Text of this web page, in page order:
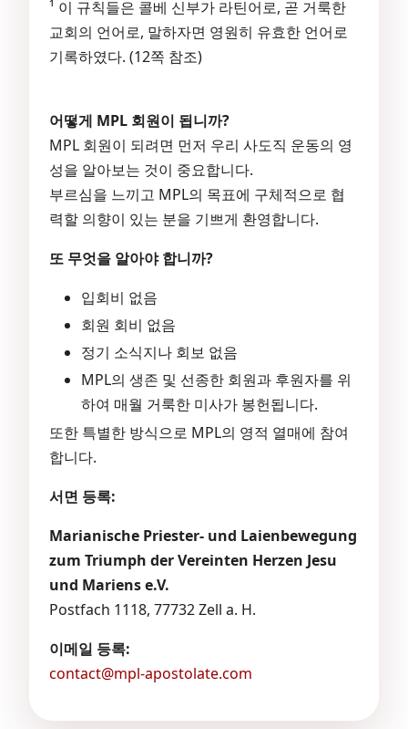
¹ 이 규칙들은 콜베 신부가 라틴어로, 곧 거룩한
교회의 언어로, 말하자면 영원히 유효한 언어로
기록하였다. (12쪽 참조)
어떻게 MPL 회원이 됩니까?
MPL 회원이 되려면 먼저 우리 사도직 운동의 영
성을 알아보는 것이 중요합니다.
부르심을 느끼고 MPL의 목표에 구체적으로 협
력할 의향이 있는 분을 기쁘게 환영합니다.
또 무엇을 알아야 합니까?
입회비 없음
회원 회비 없음
정기 소식지나 회보 없음
MPL의 생존 및 선종한 회원과 후원자를 위
하여 매월 거룩한 미사가 봉헌됩니다.
또한 특별한 방식으로 MPL의 영적 열매에 참여
합니다.
서면 등록:
Marianische Priester- und Laienbewegung
zum Triumph der Vereinten Herzen Jesu
und Mariens e.V.
Postfach 1118, 77732 Zell a. H.
이메일 등록:
contact@mpl-apostolate.com